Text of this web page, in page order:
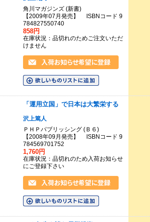
角川マガジンズ (新書)
【2009年07月発売】 ISBNコード 9
784827550740
858円
在庫状況：品切れのためご注文いただ
けません
「運用立国」で日本は大繁栄する
沢上篤人
ＰＨＰパブリッシング (Ｂ６)
【2008年09月発売】 ISBNコード 9
784569701752
1,760円
在庫状況：品切れのため入荷お知らせ
にご登録下さい